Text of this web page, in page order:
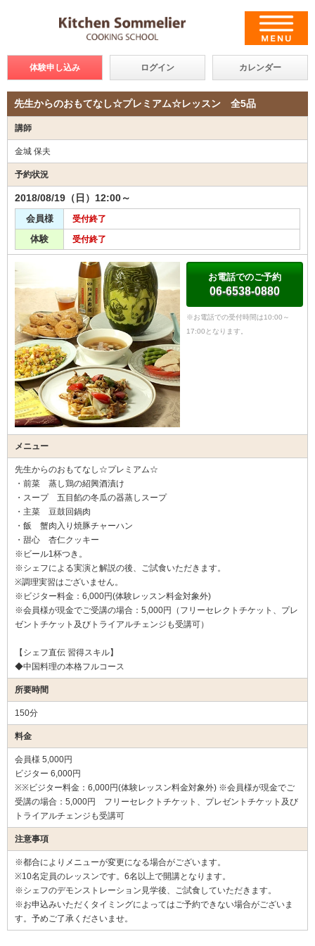
体験申し込み ログイン カレンダー
先生からのおもてなし☆プレミアム☆レッスン 全5品
講師
金城 保夫
予約状況
2018/08/19（日）12:00～
会員様 受付終了
体験 受付終了
お電話でのご予約
06-6538-0880
※お電話での受付時間は10:00～
17:00となります。
メニュー
先生からのおもてなし☆プレミアム☆
・前菜 蒸し鶏の紹興酒漬け
・スープ 五目餡の冬瓜の器蒸しスープ
・主菜 豆鼓回鍋肉
・飯 蟹肉入り焼豚チャーハン
・甜心 杏仁クッキー
※ビール1杯つき。
※シェフによる実演と解説の後、ご試食いただきます。
※調理実習はございません。
※ビジター料金：6,000円(体験レッスン料金対象外)
※会員様が現金でご受講の場合：5,000円（フリーセレクトチケット、プレ
ゼントチケット及びトライアルチェンジも受講可）
【シェフ直伝 習得スキル】
◆中国料理の本格フルコース
所要時間
150分
料金
会員様 5,000円
ビジター 6,000円
※※ビジター料金：6,000円(体験レッスン料金対象外) ※会員様が現金でご
受講の場合：5,000円 フリーセレクトチケット、プレゼントチケット及び
トライアルチェンジも受講可
注意事項
※都合によりメニューが変更になる場合がございます。
※10名定員のレッスンです。6名以上で開講となります。
※シェフのデモンストレーション見学後、ご試食していただきます。
※お申込みいただくタイミングによってはご予約できない場合がございま
す。予めご了承くださいませ。